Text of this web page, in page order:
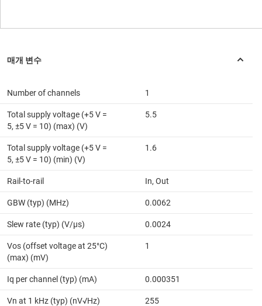
Number of channels 1
Total supply voltage (+5 V =
5, ±5 V = 10) (max) (V)
5.5
Total supply voltage (+5 V =
5, ±5 V = 10) (min) (V)
1.6
Rail-to-rail In, Out
GBW (typ) (MHz) 0.0062
Slew rate (typ) (V/µs) 0.0024
Vos (offset voltage at 25°C)
(max) (mV)
1
Iq per channel (typ) (mA) 0.000351
Vn at 1 kHz (typ) (nV√Hz) 255